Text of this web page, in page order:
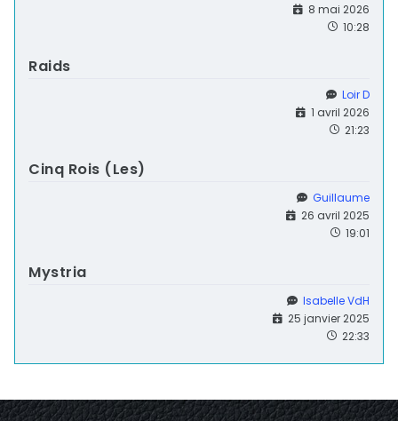
8 mai 2026
10:28
Raids
Loir D
1 avril 2026
21:23
Cinq Rois (Les)
Guillaume
26 avril 2025
19:01
Mystria
Isabelle VdH
25 janvier 2025
22:33